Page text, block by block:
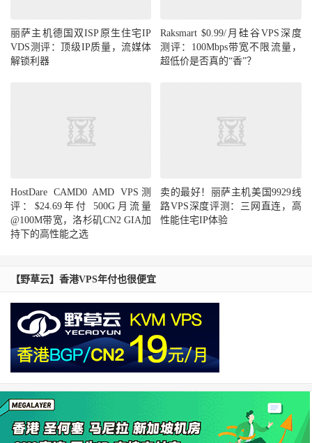
丽萨主机德国双ISP原生住宅IP
VDS测评：顶级IP质量，流媒体
解锁利器
Raksmart $0.99/月硅谷VPS深度
测评：100Mbps带宽不限流量，
超低价是否真的“香”？
HostDare CAMD0 AMD VPS测
评：$24.69年付 500G月流量
@100M带宽，洛杉矶CN2 GIA加
持下的高性能之选
卖的最好！丽萨主机美国9929线
路VPS深度评测：三网直连，高
性能住宅IP体验
【野草云】香港VPS年付也很便宜